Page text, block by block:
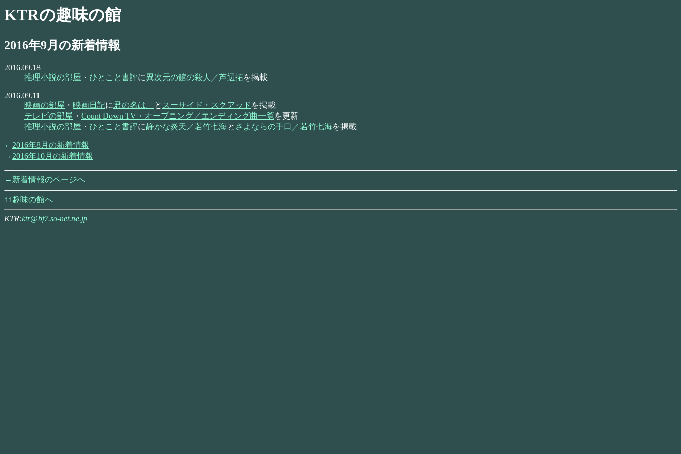
KTRの趣味の館
2016年9月の新着情報
2016.09.18
推理小説の部屋 ・ ひとこと書評に異次元の館の殺人／芦辺拓を掲載
2016.09.11
映画の部屋 ・ 映画日記に君の名は。 と スーサイド・スクアッド を掲載
テレビの部屋 ・ Count Down TV・オープニング／エンディング曲一覧を更新
推理小説の部屋 ・ ひとこと書評に静かな炎天／若竹七海と さよならの手口／若竹七海を掲載
2016年8月の新着情報
2016年10月の新着情報
新着情報のページへ
趣味の館へ
KTR:ktr@bf7.so-net.ne.jp